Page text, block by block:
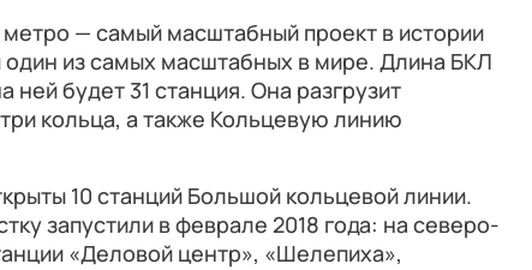
— самый масштабный проект в истории
один из самых масштабных в мире. Длина БКЛ
ней будет 31 станция. Она разгрузит
кольца, а также Кольцевую линию
10 станций Большой кольцевой линии.
запустили в феврале 2018 года: на северо-
«Деловой центр», «Шелепиха»,